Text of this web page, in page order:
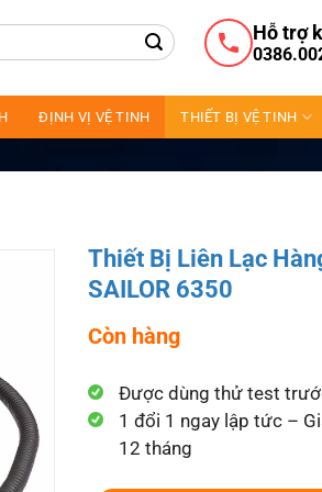
Hỗ trợ
ĐỊNH VỊ VỆ TINH THIẾT BỊ VỆ TINH
Thiết Bị Liên Lạc
SAILOR 6350
Còn hàng
Được dùng thử test
1 đổi 1 ngay lập tức –
12 tháng